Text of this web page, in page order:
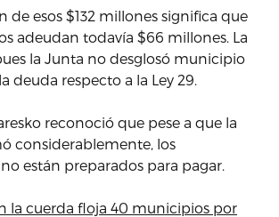
de esos $132 millones significa que
adeudan todavía $66 millones. La
la Junta no desglosó municipio
deuda respecto a la Ley 29.
reconoció que pese a que la
considerablemente, los
están preparados para pagar.
la cuerda floja 40 municipios por